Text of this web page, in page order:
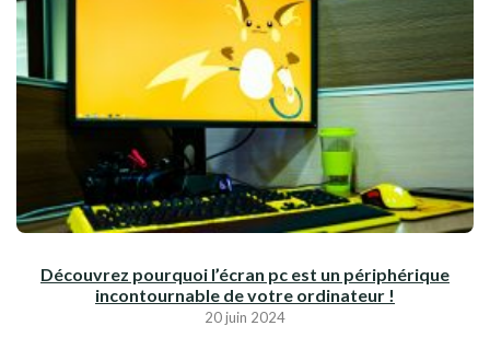
Découvrez pourquoi l’écran pc est un périphérique
incontournable de votre ordinateur !
20 juin 2024